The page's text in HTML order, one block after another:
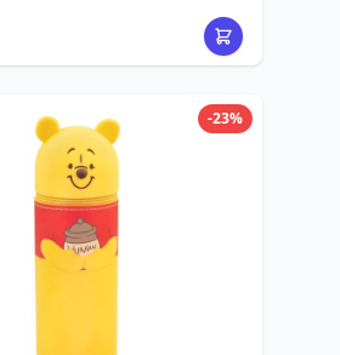
-23%